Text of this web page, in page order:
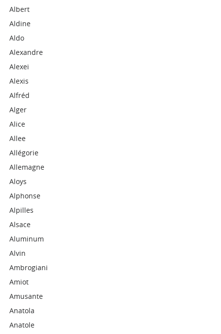
Albert
Aldine
Aldo
Alexandre
Alexei
Alexis
Alfréd
Alger
Alice
Allee
Allégorie
Allemagne
Aloys
Alphonse
Alpilles
Alsace
Aluminum
Alvin
Ambrogiani
Amiot
Amusante
Anatola
Anatole